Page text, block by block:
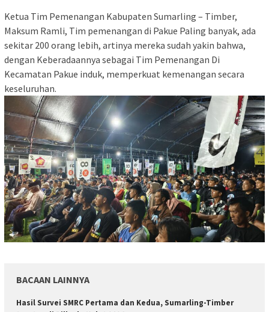
Ketua Tim Pemenangan Kabupaten Sumarling – Timber,
Maksum Ramli, Tim pemenangan di Pakue Paling banyak, ada
sekitar 200 orang lebih, artinya mereka sudah yakin bahwa,
dengan Keberadaannya sebagai Tim Pemenangan Di
Kecamatan Pakue induk, memperkuat kemenangan secara
keseluruhan.
BACAAN LAINNYA
Hasil Survei SMRC Pertama dan Kedua, Sumarling-Timber